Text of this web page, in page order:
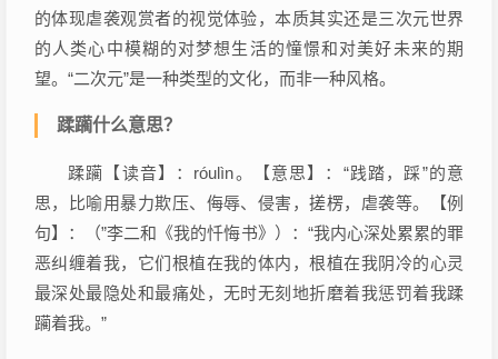
的体现虐袭观赏者的视觉体验，本质其实还是三次元世界
的人类心中模糊的对梦想生活的憧憬和对美好未来的期
望。“二次元”是一种类型的文化，而非一种风格。
蹂躏什么意思？
蹂躏【读音】：róulìn。【意思】：“践踏，踩”的意
思，比喻用暴力欺压、侮辱、侵害，搓楞，虐袭等。【例
句】：（”李二和《我的忏悔书》）：“我内心深处累累的罪
恶纠缠着我，它们根植在我的体内，根植在我阴冷的心灵
最深处最隐处和最痛处，无时无刻地折磨着我惩罚着我蹂
躏着我。”